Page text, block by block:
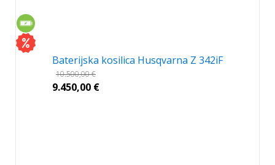
Baterijska kosilica Husqvarna Z 342iF
10.500,00€
9.450,00 €